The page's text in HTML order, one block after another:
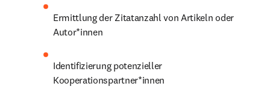
Ermittlung der Zitatanzahl von Artikeln oder
Autor*innen
Identifizierung potenzieller
Kooperationspartner*innen